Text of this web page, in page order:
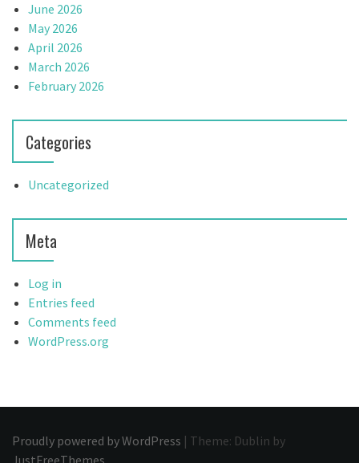
June 2026
May 2026
April 2026
March 2026
February 2026
Categories
Uncategorized
Meta
Log in
Entries feed
Comments feed
WordPress.org
Proudly powered by WordPress | Theme: Dublin by
JustFreeThemes